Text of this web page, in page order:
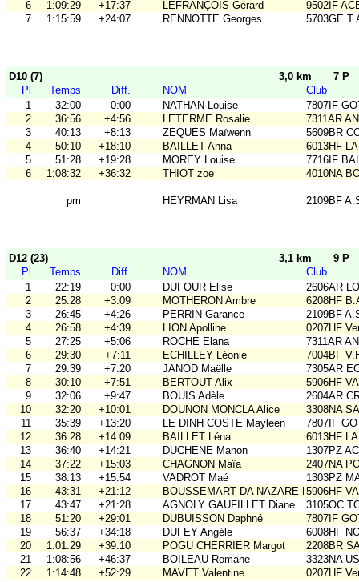
6
1:09:29 +17:37 LEFRANÇOIS Gérard
9502IF
7
1:15:59 +24:07 RENNOTTE Georges 5703GE
D10 (7) 3,0 km
7 P
Pl
Temps Diff. NOM
Club
1
32:00 0:00 NATHAN Louise
7807IF
2
36:56 +4:56 LETERME Rosalie
7311AR
3
40:13 +8:13 ZEQUES Maïwenn
5609BR
4
50:10 +18:10 BAILLET Anna
6013HF
5
51:28 +19:28 MOREY Louise
7716IF
6
1:08:32 +36:32 THIOT zoe 4010NA
pm HEYRMAN Lisa 2109BF
D12 (23) 3,1 km
9 P
Pl
Temps Diff. NOM
Club
1
22:19 0:00 DUFOUR Elise
2606AR
2
25:28 +3:09 MOTHERON Ambre
6208HF
3
26:45 +4:26 PERRIN Garance
2109BF
4
26:58 +4:39 LION Apolline
0207HF
5
27:25 +5:06 ROCHE Elana
7311AR
6
29:30 +7:11 ECHILLEY Léonie
7004BF
7
29:39 +7:20 JANOD Maëlle
7305AR
8
30:10 +7:51 BERTOUT Alix
5906HF
9
32:06 +9:47 BOUIS Adèle
2604AR
10
32:20 +10:01 DOUNON MONCLA Alice
3308NA
11
35:39 +13:20 LE DINH COSTE Mayleen
7807IF
12
36:28 +14:09 BAILLET Léna
6013HF
13
36:40 +14:21 DUCHENE Manon
1307PZ
14
37:22 +15:03 CHAGNON Maïa
2407NA
15
38:13 +15:54 VADROT Maé
1303PZ
16
43:31 +21:12 BOUSSEMART DA NAZARE Bahia
5906HF
17
43:47 +21:28 AGNOLY GAUFILLET Diane
3105OC
18
51:20 +29:01 DUBUISSON Daphné
7807IF
19
56:37 +34:18 DUFEY Angéle
6008HF
20
1:01:29 +39:10 POGU CHERRIER Margot
2208BR
21
1:08:56 +46:37 BOILEAU Romane
3323NA
22
1:14:48 +52:29 MAVET Valentine 0207HF